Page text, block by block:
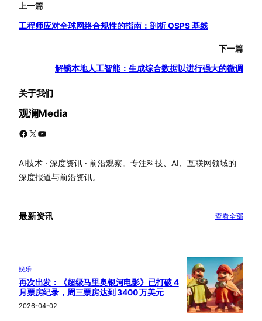
上一篇
工程师应对全球网络合规性的指南：剖析 OSPS 基线
下一篇
解锁本地人工智能：生成综合数据以进行强大的微调
关于我们
观澜Media
Facebook X YouTube
AI技术 · 深度资讯 · 前沿观察。专注科技、AI、互联网领域的
深度报道与前沿资讯。
最新资讯 查看全部
娱乐
再次出发：《超级马里奥银河电影》已打破 4
月票房纪录，周三票房达到 3400 万美元
2026-04-02